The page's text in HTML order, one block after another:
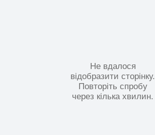
Не вдалося
відобразити сторінку.
Повторіть спробу
через кілька хвилин.